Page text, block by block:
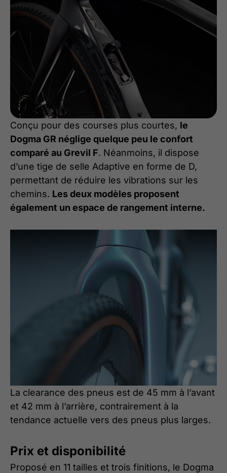
Conçu pour des courses plus courtes, le
Dogma GR néglige quelque peu le confort
comparé au Grevil F. Néanmoins, il dispose
d’une tige de selle Adaptive en forme de D,
permettant de réduire les vibrations sur les
chemins. Les deux modèles proposent
également un espace de rangement interne.
La clearance des pneus est de 45 mm à l’avant
et 42 mm à l’arrière, contrairement à la
tendance actuelle vers des pneus plus larges.
Prix et disponibilité
Proposé en 11 tailles et trois finitions, le Dogma